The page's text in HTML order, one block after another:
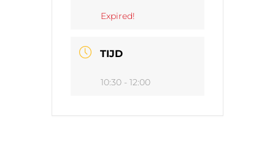
Expired!
TIJD
10:30 - 12:00